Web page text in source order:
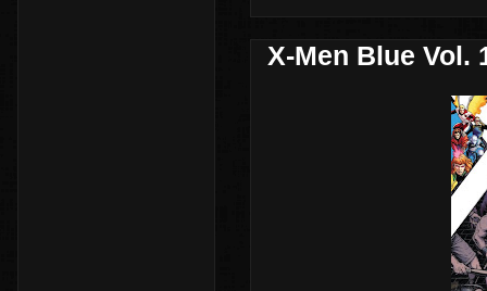
X-Men Blue Vol.